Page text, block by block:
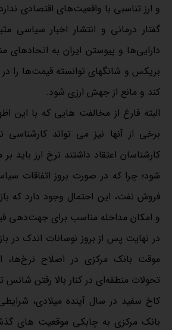
و ارز تناسبی با واقعیت‌های اقتصادی
گفتار درمانی و انتشار اخبار سیاسی
دارایی‌ها و پیوستن ایران به اتحادهای
بریکس و شانگهای توانسته قیمت‌ها را
کند و مانع از جهش ارزی شود.
البته فارغ از مخالفت هایی که با این
برخی از آنها نیز می تواند
کارشناسان اعتقاد داشتند نرخ ارز باید
شود؛ چرا که در صورت بروز اتفاقات
فروش نفت، این احتمال وجود دارد که
و امکان مداخله مناسب برای جهت‌دهی
در نهایت پس از بروز نوسانات اندک در
موقت بانک مرکزی در اصلاح نرخ‌ها،
تحولات منطقه‌ای در کنار بالا رفتن
کاخ سفید در سال آینده میلادی،
بانک مرکزی به چابکی موقعیت های